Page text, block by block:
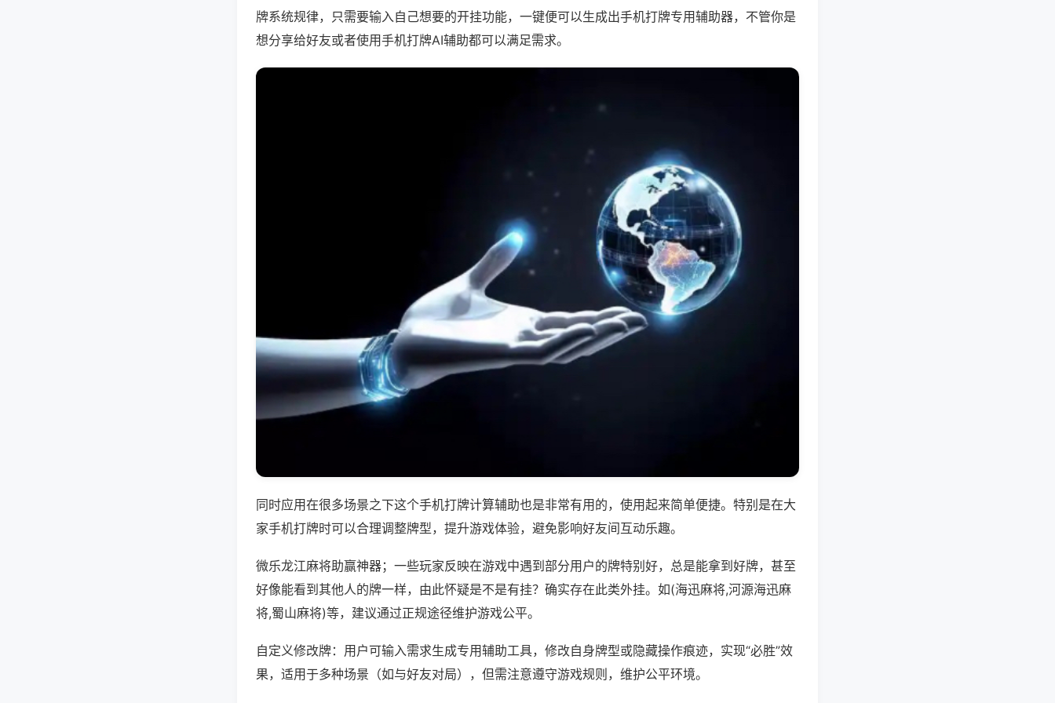
牌系统规律，只需要输入自己想要的开挂功能，一键便可以生成出手机打牌专用辅助器，不管你是
想分享给好友或者使用手机打牌AI辅助都可以满足需求。
同时应用在很多场景之下这个手机打牌计算辅助也是非常有用的，使用起来简单便捷。特别是在大
家手机打牌时可以合理调整牌型，提升游戏体验，避免影响好友间互动乐趣。
微乐龙江麻将助赢神器；一些玩家反映在游戏中遇到部分用户的牌特别好，总是能拿到好牌，甚至
好像能看到其他人的牌一样，由此怀疑是不是有挂？确实存在此类外挂。如(海迅麻将,河源海迅麻
将,蜀山麻将)等，建议通过正规途径维护游戏公平。
自定义修改牌：用户可输入需求生成专用辅助工具，修改自身牌型或隐藏操作痕迹，实现“必胜”效
果，适用于多种场景（如与好友对局），但需注意遵守游戏规则，维护公平环境。